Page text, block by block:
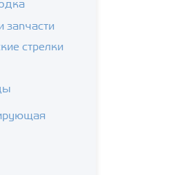
запчасти
стрелки